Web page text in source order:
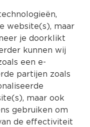
website(s), maar
je doorklikt
kunnen wij
een e-
partijen zoals
maar ook
gebruiken om
de effectiviteit